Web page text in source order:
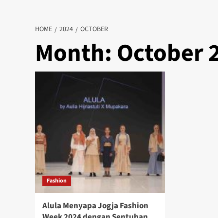
HOME 2024 OCTOBER
Month: October
Fashion
Alula Menyapa Jogja Fashion